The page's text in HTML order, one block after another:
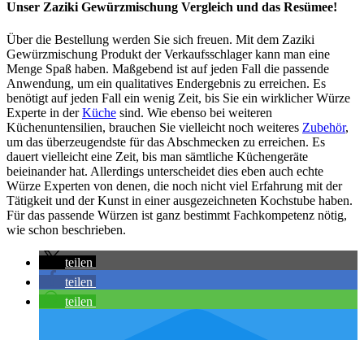
Unser Zaziki Gewürzmischung Vergleich und das Resümee!
Über die Bestellung werden Sie sich freuen. Mit dem Zaziki
Gewürzmischung Produkt der Verkaufsschlager kann man eine
Menge Spaß haben. Maßgebend ist auf jeden Fall die passende
Anwendung, um ein qualitatives Endergebnis zu erreichen. Es
benötigt auf jeden Fall ein wenig Zeit, bis Sie ein wirklicher Würze
Experte in derKüche sind. Wie ebenso bei weiteren
Küchenuntensilien, brauchen Sie vielleicht noch weiteres Zubehör,
um das überzeugendste für das Abschmecken zu erreichen. Es
dauert vielleicht eine Zeit, bis man sämtliche Küchengeräte
beieinander hat. Allerdings unterscheidet dies eben auch echte
Würze Experten von denen, die noch nicht viel Erfahrung mit der
Tätigkeit und der Kunst in einer ausgezeichneten Kochstube haben.
Für das passende Würzen ist ganz bestimmt Fachkompetenz nötig,
wie schon beschrieben.
teilen
teilen
teilen